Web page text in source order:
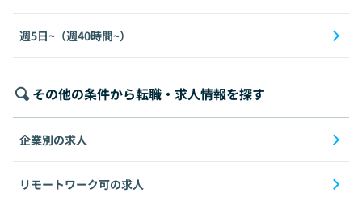
週5日~（週40時間~）
その他の条件から転職・求人情報を探す
企業別の求人
リモートワーク可の求人